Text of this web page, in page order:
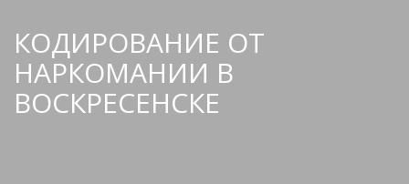
КОДИРОВАНИЕ ОТ
НАРКОМАНИИ В
ВОСКРЕСЕНСКЕ